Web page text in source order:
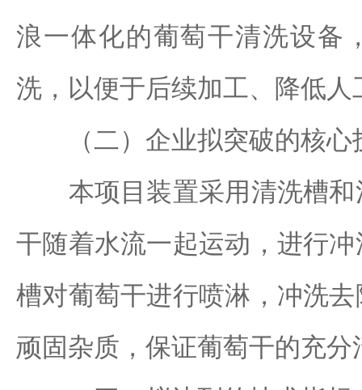
浪一体化的葡萄干清洗设备
洗，以便于后续加工、降低人
（二）企业拟突破的核心
本项目装置采用清洗槽和
干随着水流一起运动，进行
槽对葡萄干进行喷淋，冲洗
顽固杂质，保证葡萄干的充分